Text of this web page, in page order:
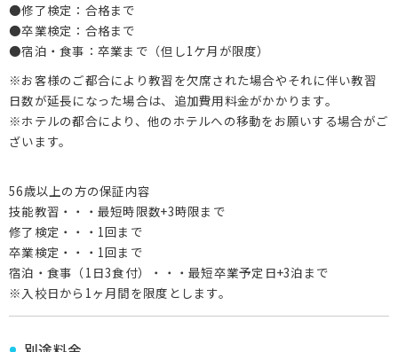
●修了検定：合格まで
●卒業検定：合格まで
●宿泊・食事：卒業まで（但し1ケ月が限度）
※お客様のご都合により教習を欠席された場合やそれに伴い教習
日数が延長になった場合は、追加費用料金がかかります。
※ホテルの都合により、他のホテルへの移動をお願いする場合がご
ざいます。
56歳以上の方の保証内容
技能教習・・・最短時限数+3時限まで
修了検定・・・1回まで
卒業検定・・・1回まで
宿泊・食事（1日3食付）・・・最短卒業予定日+3泊まで
※入校日から1ヶ月間を限度とします。